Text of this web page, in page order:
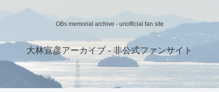
OBs memorial archive - unofficial fan site
大林宣彦アーカイブ - 非公式ファンサイト